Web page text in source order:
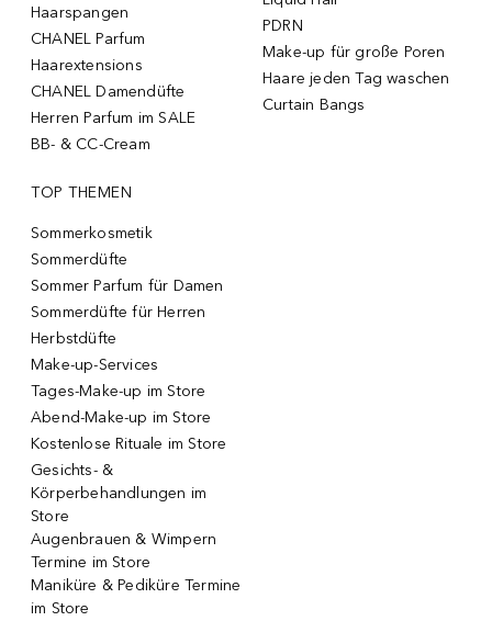
Haarspangen
CHANEL Parfum
Haarextensions
CHANEL Damendüfte
Herren Parfum im SALE
BB- & CC-Cream
PDRN
Make-up für große Poren
Haare jeden Tag waschen
Curtain Bangs
TOP THEMEN
Sommerkosmetik
Sommerdüfte
Sommer Parfum für Damen
Sommerdüfte für Herren
Herbstdüfte
Make-up-Services
Tages-Make-up im Store
Abend-Make-up im Store
Kostenlose Rituale im Store
Gesichts- &
Körperbehandlungen im
Store
Augenbrauen & Wimpern
Termine im Store
Maniküre & Pediküre Termine
im Store